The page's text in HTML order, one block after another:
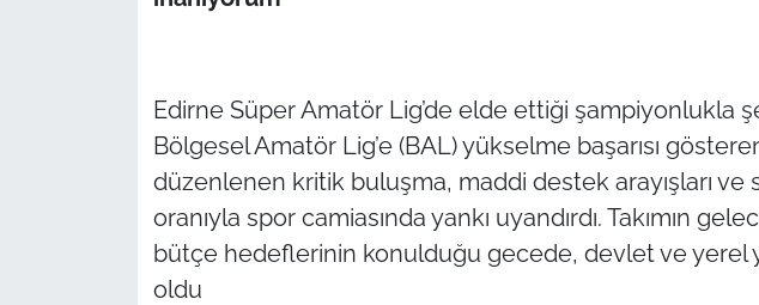
Edirne Süper Amatör Lig’de elde ettiği şampiyonlukla
Bölgesel Amatör Lig’e (BAL) yükselme başarısı
düzenlenen kritik buluşma, maddi destek arayışları ve
oranıyla spor camiasında yankı uyandırdı. Takımın
bütçe hedeflerinin konulduğu gecede, devlet ve yerel
oldu
Bilim Teknoloji